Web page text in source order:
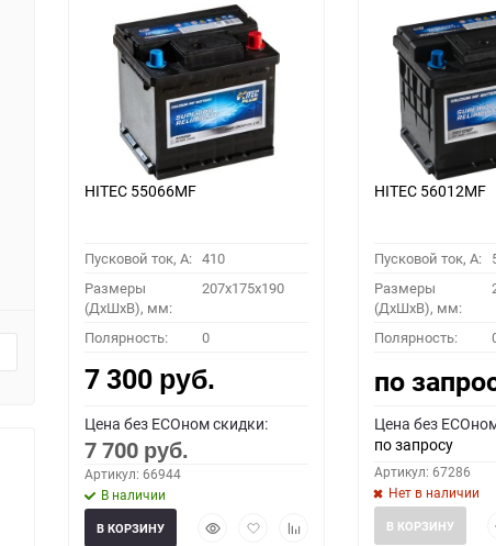
HITEC 55066MF
Пусковой ток, A: 410
Размеры
(ДхШхВ), мм:
207x175x190
Полярность: 0
7 300 руб.
Цена без ECOном скидки:
7 700 руб.
Артикул: 66944
В наличии
БыстрыйДобавитьДобавить
В КОРЗИНУ
HITEC 56012MF
Пусковой ток, A:
Размеры
(ДхШхВ), мм:
Полярность:
по
Цена без
по запросу
Артикул: 67286
Нет в наличии
В КОРЗИНУ